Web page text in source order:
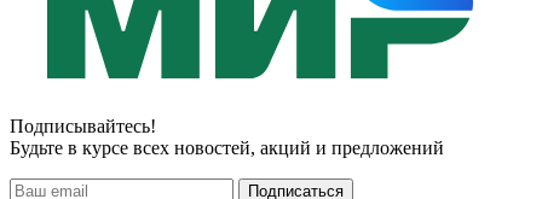
Подписывайтесь!
Будьте в курсе всех новостей, акций и предложений